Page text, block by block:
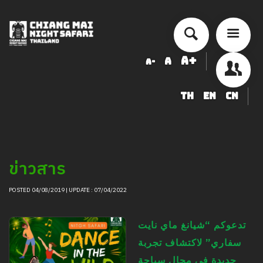
A- A A+
TH EN CN
LOGIN
ข่าวสาร
POSTED 04/08/2019 | UPDATE : 07/04/2022
تدعوكم “شيانغ ماي نايت
سفاري” لاكتشاف تجربة